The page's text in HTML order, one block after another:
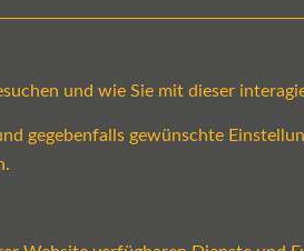
und wie Sie mit dieser
gegebenfalls gewünschte